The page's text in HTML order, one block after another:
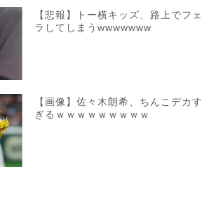
【悲報】トー横キッズ、路上でフェ
ラしてしまうwwwwwww
【画像】佐々木朗希、ちんこデカす
ぎるｗｗｗｗｗｗｗｗｗ